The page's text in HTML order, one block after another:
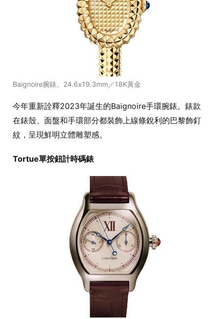
Baignoire腕錶。24.6x19.3mm／18K黃金
今年重新詮釋2023年誕生的Baignoire手環腕錶。錶款
在錶殼、面盤和手環部分都裝飾上線條銳利的巴黎飾釘
紋，呈現鮮明立體雕塑感。
Tortue單按鈕計時碼錶